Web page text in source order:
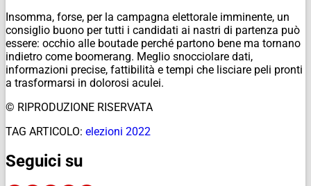
Insomma, forse, per la campagna elettorale imminente, un
consiglio buono per tutti i candidati ai nastri di partenza può
essere: occhio alle boutade perché partono bene ma tornano
indietro come boomerang. Meglio snocciolare dati,
informazioni precise, fattibilità e tempi che lisciare peli pronti
a trasformarsi in dolorosi aculei.
© RIPRODUZIONE RISERVATA
TAG ARTICOLO: elezioni 2022
Seguici su